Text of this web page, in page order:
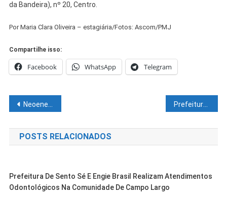
da Bandeira), nº 20, Centro.
Por Maria Clara Oliveira – estagiária/Fotos: Ascom/PMJ
Compartilhe isso:
Facebook WhatsApp Telegram
Navegação
de
Post
Neoenergia Coelba reforça sistema elétrico do centro de Juazeiro Prefeitura de Juazeiro revitaliza ciclovia da Orla II
POSTS RELACIONADOS
Prefeitura De Sento Sé E Engie Brasil Realizam Atendimentos
Odontológicos Na Comunidade De Campo Largo